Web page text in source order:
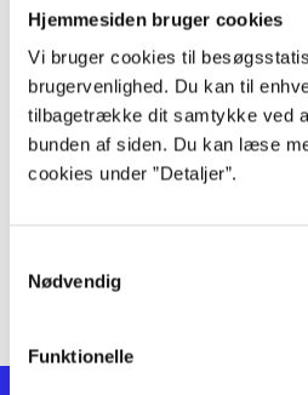
Hjemmesiden bruger cookies
Vi bruger cookies til
brugervenlighed. Du kan til
tilbagetrække dit samtykke ved
bunden af siden. Du kan læse
cookies under ”Detaljer”.
Nødvendig
Funktionelle
lorem ipsum dolor sit amet ...
lorem ipsum dolor sit amet ...
lorem ipsum dolor sit amet ...
lorem ipsum dolor sit amet ...
lorem ipsum dolor sit amet ...
lorem ipsum dolor sit amet ...
lorem ipsum dolor sit amet ...